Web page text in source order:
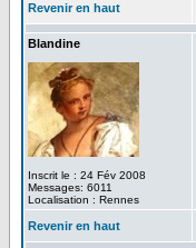
Revenir en haut
Blandine
Inscrit le : 24 Fév 2008
Messages: 6011
Localisation : Rennes
Revenir en haut